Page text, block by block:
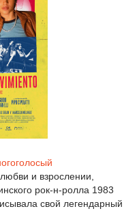
и взрослении,
рок-н-ролла 1983
свой легендарный